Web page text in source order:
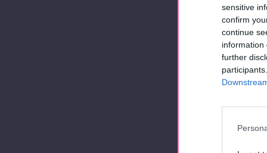
sensitive
confirm
continue
information
further